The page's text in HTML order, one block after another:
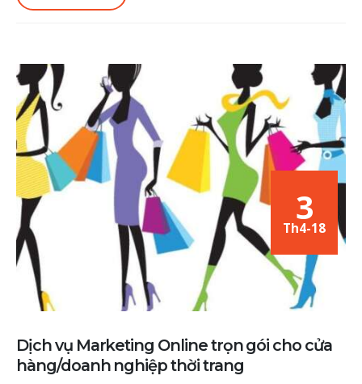
3
Th4-18
Dịch vụ Marketing Online trọn gói cho cửa
hàng/doanh nghiệp thời trang